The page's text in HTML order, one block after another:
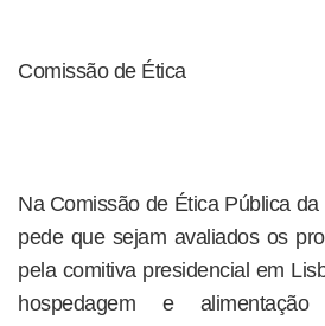
Comissão de Ética
Na Comissão de Ética Pública
pede que sejam avaliados os
pela comitiva presidencial em
hospedagem e